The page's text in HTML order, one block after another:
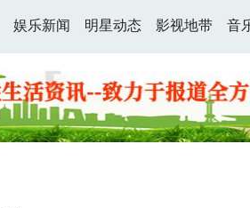
娱乐新闻 明星动态 影视地带 音